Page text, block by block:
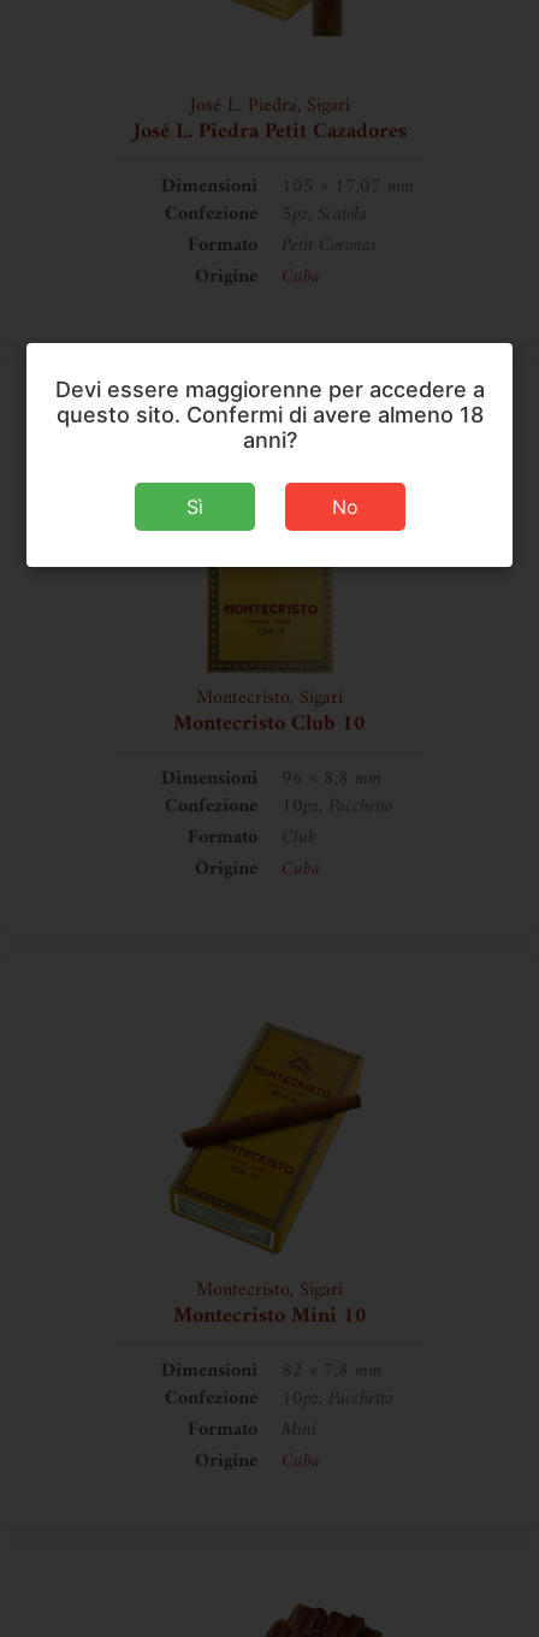
José L. Piedra, Sigari
José L. Piedra Petit Cazadores
Dimensioni
105 × 17,07 mm
Confezione
5pz, Scatola
Formato
Petit Coronas
Origine
Cuba
Montecristo, Sigari
Montecristo Club 10
Dimensioni
96 × 8,8 mm
Confezione
10pz, Pacchetto
Formato
Club
Origine
Cuba
Montecristo, Sigari
Montecristo Mini 10
Dimensioni
82 × 7,8 mm
Confezione
10pz, Pacchetto
Formato
Mini
Origine
Cuba
Devi essere maggiorenne per accedere a
questo sito. Confermi di avere almeno 18
anni?
Sì No